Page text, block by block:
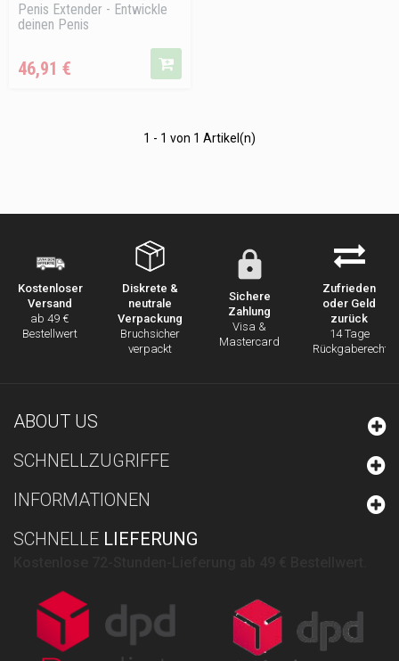
Penis Extender - Entwickle
deinen Penis
46,91 €
1 - 1 von 1 Artikel(n)
Kostenloser
Versand
ab 49 €
Bestellwert
Diskrete &
neutrale
Verpackung
Bruchsicher
verpackt
Sichere
Zahlung
Visa &
Mastercard
Zufrieden
oder Geld
zurück
14 Tage
Rückgaberecht
ABOUT US
SCHNELLZUGRIFFE
INFORMATIONEN
SCHNELLE LIEFERUNG